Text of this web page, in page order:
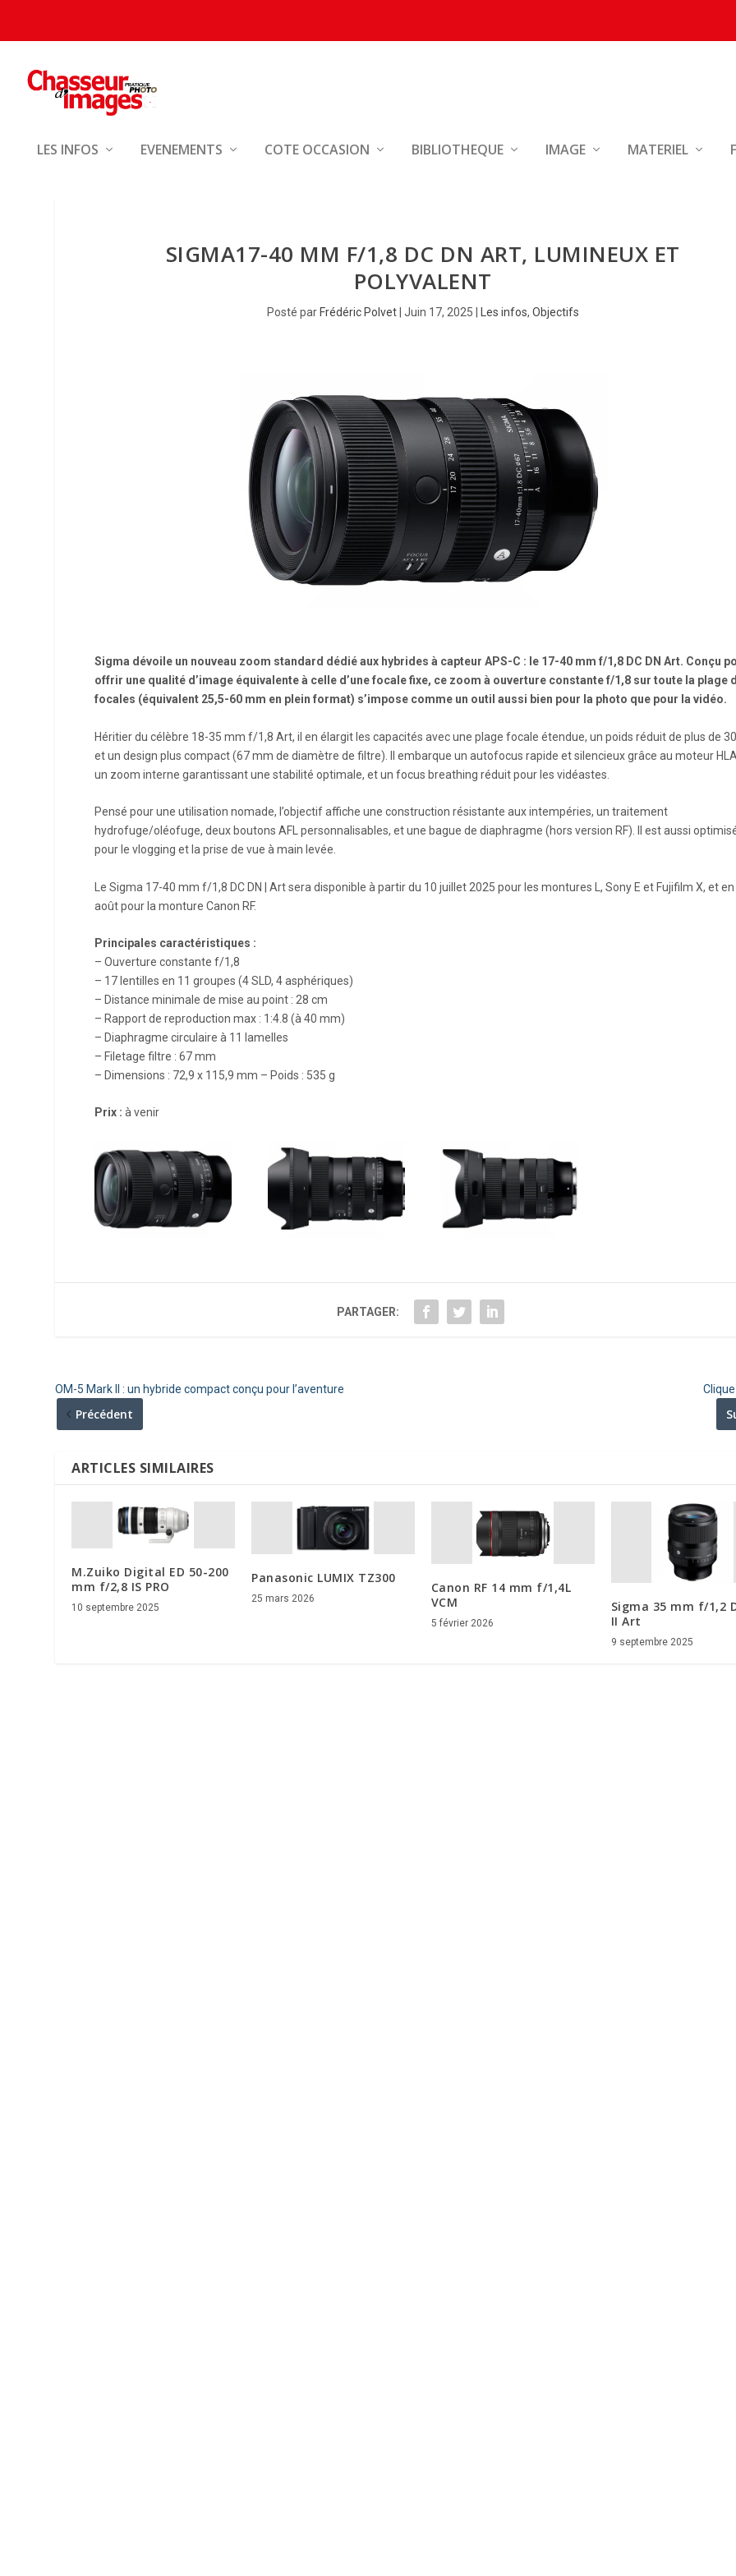
LES INFOS EVENEMENTS COTE OCCASION BIBLIOTHEQUE IMAGE MATERIEL
SIGMA17-40 MM F/1,8 DC DN ART, LUMINEUX ET
POLYVALENT
Posté parFrédéric Polvet| Juin 17, 2025 | Les infos, Objectifs
Sigma dévoile un nouveau zoom standard dédié aux hybrides à capteur APS-C : le 17-40 mm f/1,8 DC DN Art. Conçu
offrir une qualité d’image équivalente à celle d’une focale fixe, ce zoom à ouverture constante f/1,8 sur toute la plage
focales (équivalent 25,5-60 mm en plein format) s’impose comme un outil aussi bien pour la photo que pour la vidéo.
Héritier du célèbre 18-35 mm f/1,8 Art, il en élargit les capacités avec une plage focale étendue, un poids réduit de plus de
et un design plus compact (67 mm de diamètre de filtre). Il embarque un autofocus rapide et silencieux grâce au moteur
un zoom interne garantissant une stabilité optimale, et un focus breathing réduit pour les vidéastes.
Pensé pour une utilisation nomade, l’objectif affiche une construction résistante aux intempéries, un traitement
hydrofuge/oléofuge, deux boutons AFL personnalisables, et une bague de diaphragme (hors version RF). Il est aussi
pour le vlogging et la prise de vue à main levée.
Le Sigma 17-40 mm f/1,8 DC DN | Art sera disponible à partir du 10 juillet 2025 pour les montures L, Sony E et Fujifilm X, et en
août pour la monture Canon RF.
Principales caractéristiques :
– Ouverture constante f/1,8
– 17 lentilles en 11 groupes (4 SLD, 4 asphériques)
– Distance minimale de mise au point : 28 cm
– Rapport de reproduction max : 1:4.8 (à 40 mm)
– Diaphragme circulaire à 11 lamelles
– Filetage filtre : 67 mm
– Dimensions : 72,9 x 115,9 mm – Poids : 535 g
Prix : à venir
PARTAGER:
OM-5 Mark II : un hybride compact conçu pour l’aventure
Précédent
ARTICLES SIMILAIRES
M.Zuiko Digital ED 50-200
mm f/2,8 IS PRO
10 septembre 2025
Panasonic LUMIX TZ300
25 mars 2026
Canon RF 14 mm f/1,4L
VCM
5 février 2026
Sigma 35 mm f/1,2
II Art
9 septembre 2025